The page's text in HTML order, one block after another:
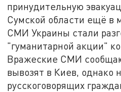
принудительную
Сумской области ещё в
СМИ Украины стали
"гуманитарной акции"
Вражеские СМИ
вывозят в Киев, однако
русскоговорящих